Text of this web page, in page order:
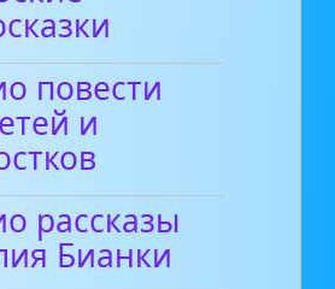
повести
и
рассказы
Бианки